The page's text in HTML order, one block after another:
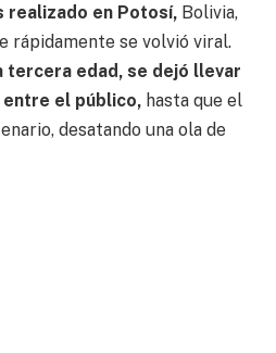
realizado en Potosí, Bolivia,
rápidamente se volvió viral.
tercera edad, se dejó llevar
entre el público, hasta que el
desatando una ola de